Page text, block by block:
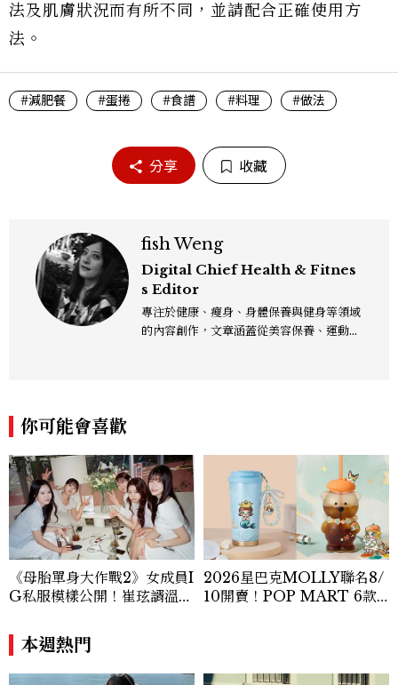
法及肌膚狀況而有所不同，並請配合正確使用方
法。
#減肥餐 #蛋捲 #食譜 #料理 #做法
分享 收藏
fish Weng
Digital Chief Health & Fitnes
s Editor
專注於健康、瘦身、身體保養與健身等領域
的內容創作，文章涵蓋從美容保養、運動健
你可能會喜歡
《母胎單身大作戰2》女成員I
G私服模樣公開！崔玹諝溫柔
低調千金？
2026星巴克MOLLY聯名8/
10開賣！POP MART 6款
本週熱門